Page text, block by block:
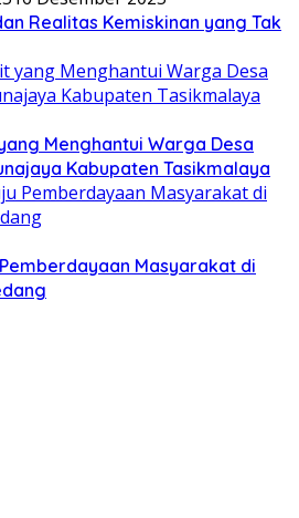
Realitas Kemiskinan yang Tak
Menghantui Warga Desa
Kabupaten Tasikmalaya
Masyarakat di